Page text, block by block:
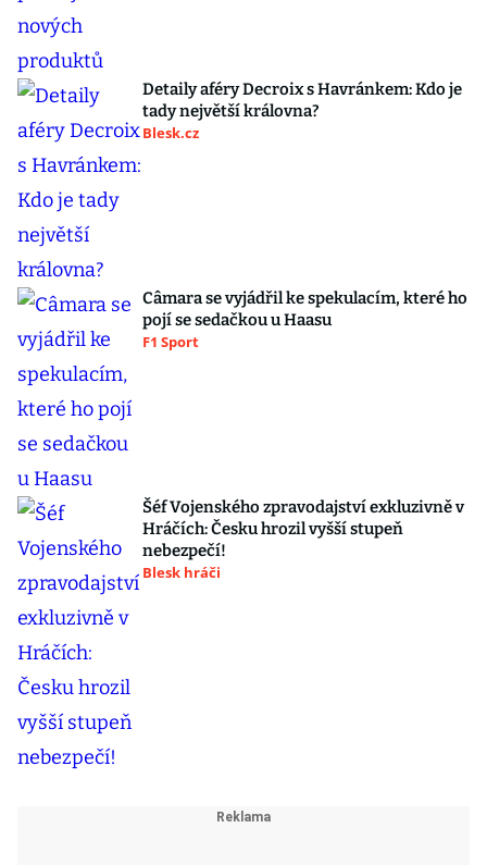
Detaily aféry Decroix s Havránkem: Kdo je
tady největší královna?
Blesk.cz
Câmara se vyjádřil ke spekulacím, které ho
pojí se sedačkou u Haasu
F1 Sport
Šéf Vojenského zpravodajství exkluzivně v
Hráčích: Česku hrozil vyšší stupeň
nebezpečí!
Blesk hráči